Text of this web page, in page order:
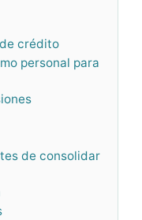
crédito
personal para
de consolidar